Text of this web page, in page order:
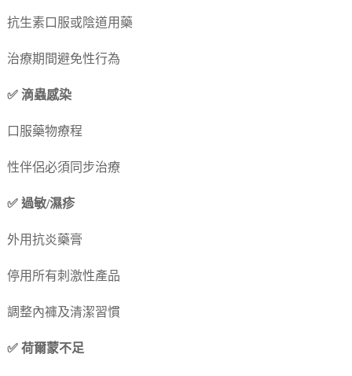
抗生素口服或陰道用藥
治療期間避免性行為
✅ 滴蟲感染
口服藥物療程
性伴侶必須同步治療
✅ 過敏/濕疹
外用抗炎藥膏
停用所有刺激性產品
調整內褲及清潔習慣
✅ 荷爾蒙不足